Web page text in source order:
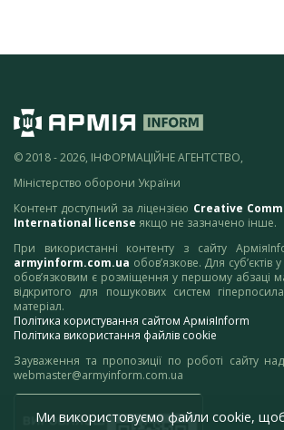
© 2018 - 2026, ІНФОРМАЦІЙНЕ АГЕНТСТВО,
Міністерство оборони України
Контент доступний за ліцензією Creative
International license якщо не зазначено інше.
При використанні контенту з сайту
armyinform.com.ua обов’язкове. Для
обов’язковим є розміщення у першому абзаці
відкритого для пошукових систем
матеріал.
Політика користування сайтом АрміяInform
Політика використання файлів cookie
Зауваження та пропозиції по роботі сайту
webmaster@armyinform.com.ua
Ми використовуємо файли cookie,